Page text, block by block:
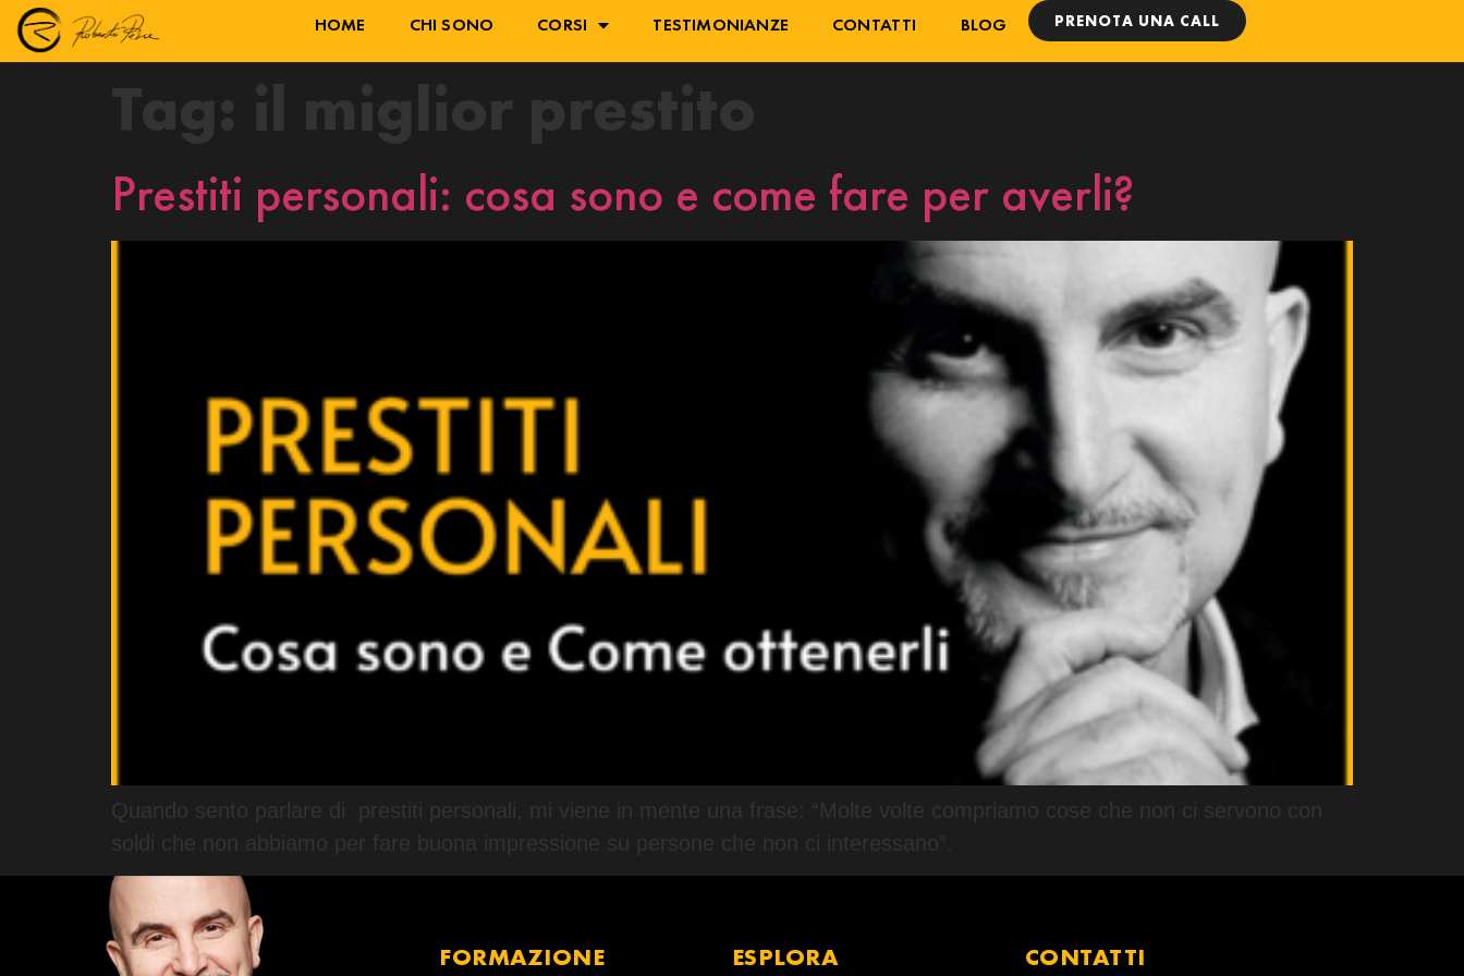
HOME CHI SONO CORSI TESTIMONIANZE CONTATTI BLOG PRENOTA UNA CALL
Tag: il miglior prestito
Prestiti personali: cosa sono e come fare per averli?
Quando sento parlare di prestiti personali, mi viene in mente una frase: “Molte volte compriamo cose che non ci servono con
soldi che non abbiamo per fare buona impressione su persone che non ci interessano”.
FORMAZIONE ESPLORA CONTATTI